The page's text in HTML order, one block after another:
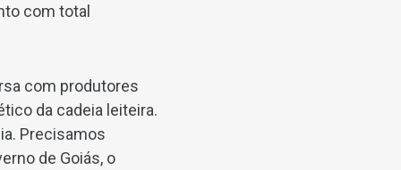
com total
com produtores
da cadeia leiteira.
Precisamos
de Goiás, o